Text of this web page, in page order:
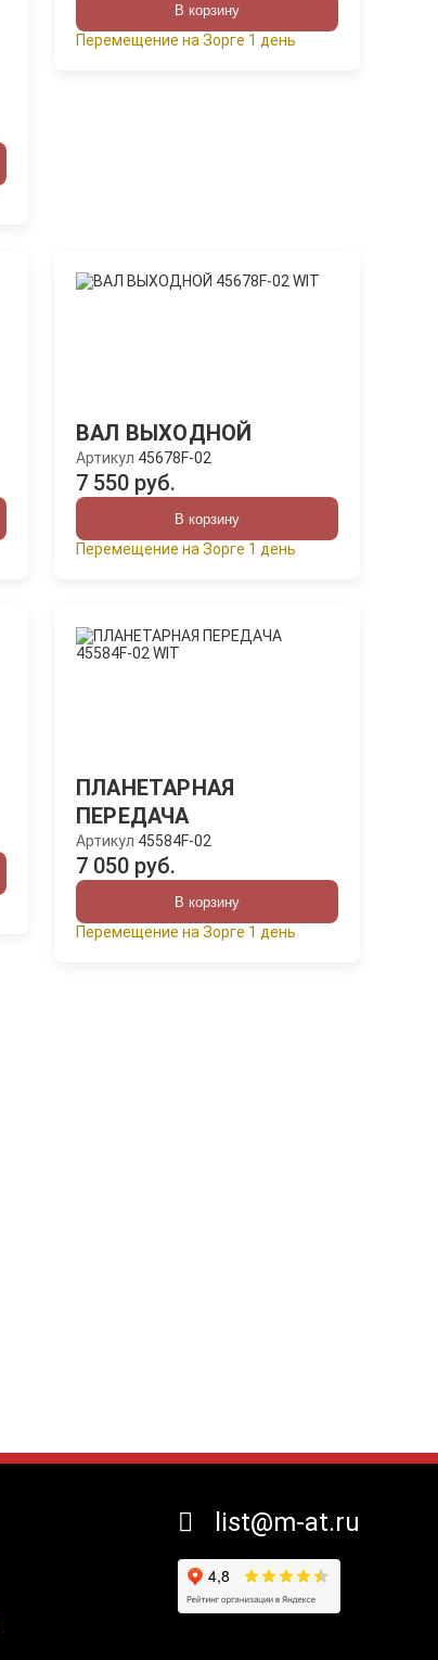
В корзину
Перемещение на Зорге 1 день
ВАЛ ВЫХОДНОЙ
Артикул 45678F-02
7 550 руб.
В корзину
Перемещение на Зорге 1 день
ПЛАНЕТАРНАЯ
ПЕРЕДАЧА
Артикул 45584F-02
7 050 руб.
В корзину
Перемещение на Зорге 1 день
list@m-at.ru